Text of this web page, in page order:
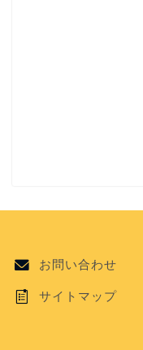
お問い合わせ
サイトマップ